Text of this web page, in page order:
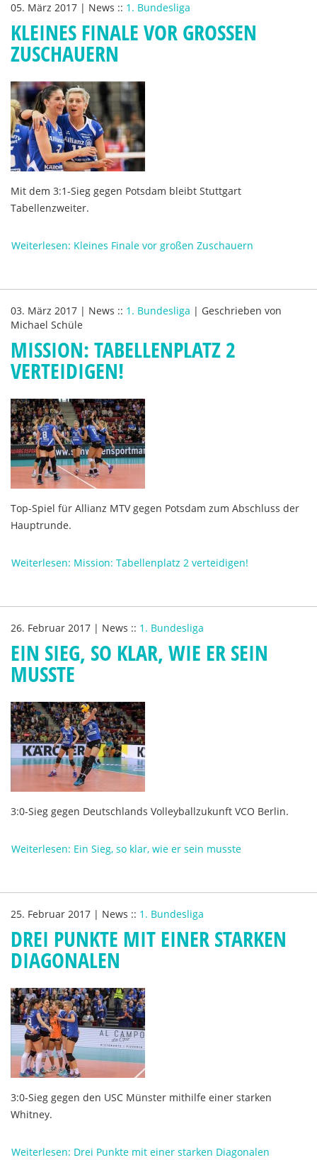
05. März 2017 | News :: 1. Bundesliga
KLEINES FINALE VOR GROSSEN Z
USCHAUERN
Mit dem 3:1-Sieg gegen Potsdam bleibt Stuttgart
Tabellenzweiter.
Weiterlesen: Kleines Finale vor großen Zuschauern
03. März 2017 | News :: 1. Bundesliga | Geschrieben von
Michael Schüle
MISSION: TABELLENPLATZ 2
VERTEIDIGEN!
Top-Spiel für Allianz MTV gegen Potsdam zum Abschluss der
Hauptrunde.
Weiterlesen: Mission: Tabellenplatz 2 verteidigen!
26. Februar 2017 | News :: 1. Bundesliga
EIN SIEG, SO KLAR, WIE ER SEIN
MUSSTE
3:0-Sieg gegen Deutschlands Volleyballzukunft VCO Berlin.
Weiterlesen: Ein Sieg, so klar, wie er sein musste
25. Februar 2017 | News :: 1. Bundesliga
DREI PUNKTE MIT EINER STARKEN
DIAGONALEN
3:0-Sieg gegen den USC Münster mithilfe einer starken
Whitney.
Weiterlesen: Drei Punkte mit einer starken Diagonalen